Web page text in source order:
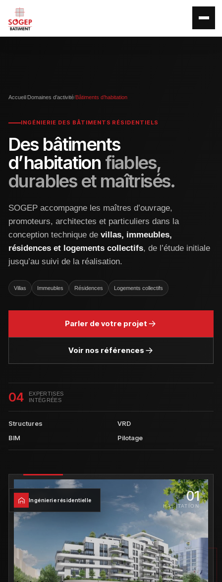
Accueil/Domaines d’activité/Bâtiments d’habitation
INGÉNIERIE DES BÂTIMENTS RÉSIDENTIELS
Des bâtiments
d’habitation fiables,
durables et maîtrisés.
SOGEP accompagne les maîtres d’ouvrage,
promoteurs, architectes et particuliers dans la
conception technique de villas, immeubles,
résidences et logements collectifs, de l’étude initiale
jusqu’au suivi de la réalisation.
Villas Immeubles Résidences Logements collectifs
Parler de votre projet
Voir nos références
04
EXPERTISES
INTÉGRÉES
Structures
VRD
BIM
Pilotage
01
HABITATION
Ingénierie résidentielle